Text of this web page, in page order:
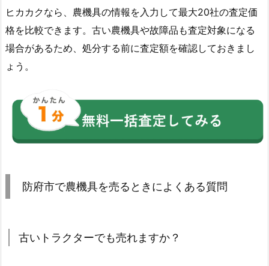
ヒカカクなら、農機具の情報を入力して最大20社の査定価
格を比較できます。古い農機具や故障品も査定対象になる
場合があるため、処分する前に査定額を確認しておきまし
ょう。
防府市で農機具を売るときによくある質問
古いトラクターでも売れますか？